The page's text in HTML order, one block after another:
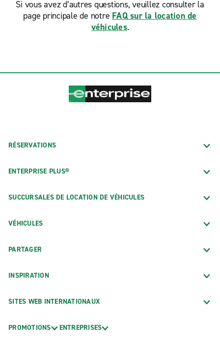
Si vous avez d’autres questions, veuillez consulter la
page principale de notre FAQ sur la location de
véhicules.
RÉSERVATIONS
ENTERPRISE PLUS®
SUCCURSALES DE LOCATION DE VÉHICULES
VÉHICULES
PARTAGER
INSPIRATION
SITES WEB INTERNATIONAUX
PROMOTIONS ENTREPRISES